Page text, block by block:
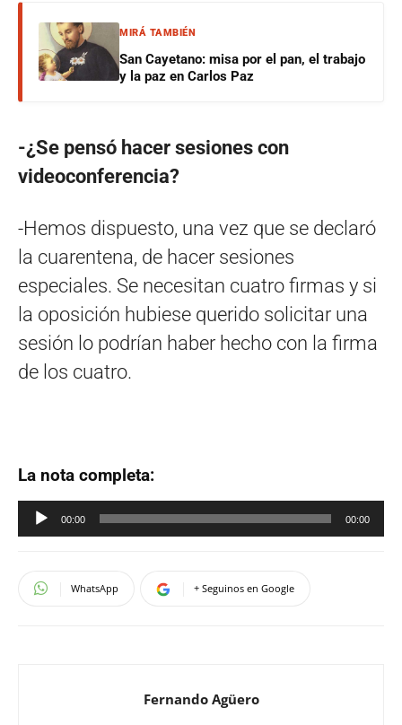
MIRÁ TAMBIÉN
San Cayetano: misa por el pan, el trabajo
y la paz en Carlos Paz
-¿Se pensó hacer sesiones con
videoconferencia?
-Hemos dispuesto, una vez que se declaró
la cuarentena, de hacer sesiones
especiales. Se necesitan cuatro firmas y si
la oposición hubiese querido solicitar una
sesión lo podrían haber hecho con la firma
de los cuatro.
La nota completa:
Reproductor
de
00:00 00:00
WhatsApp + Seguinos en Google
Fernando Agüero